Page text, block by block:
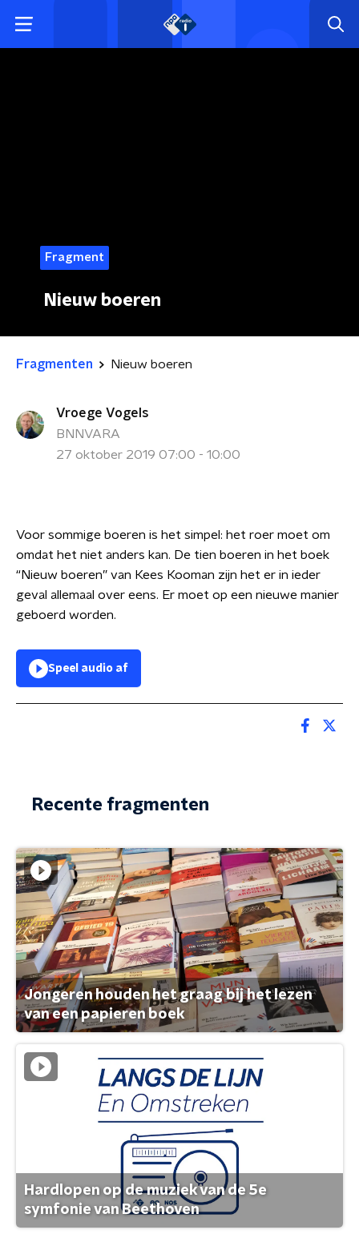
Fragment
Nieuw boeren
Fragmenten Nieuw boeren
Vroege Vogels
BNNVARA
27 oktober 2019 07:00 - 10:00
Voor sommige boeren is het simpel: het roer moet om
omdat het niet anders kan. De tien boeren in het boek
“Nieuw boeren” van Kees Kooman zijn het er in ieder
geval allemaal over eens. Er moet op een nieuwe manier
geboerd worden.
Speel audio af
Recente fragmenten
Jongeren houden het graag bij het lezen
van een papieren boek
Hardlopen op de muziek van de 5e
symfonie van Beethoven